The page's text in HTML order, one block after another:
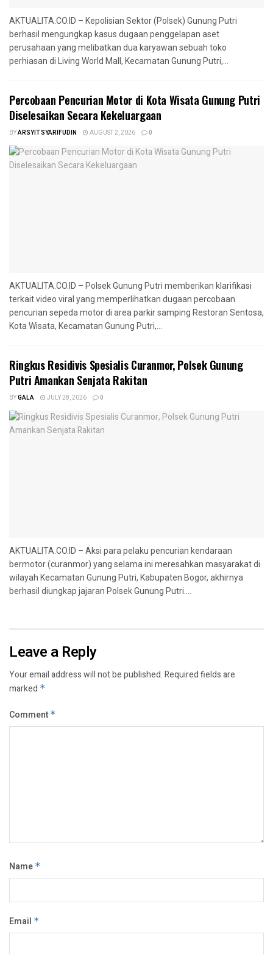
AKTUALITA.CO.ID – Kepolisian Sektor (Polsek) Gunung Putri
berhasil mengungkap kasus dugaan penggelapan aset
perusahaan yang melibatkan dua karyawan sebuah toko
perhiasan di Living World Mall, Kecamatan Gunung Putri,...
‎Percobaan Pencurian Motor di Kota Wisata Gunung Putri
Diselesaikan Secara Kekeluargaan
BYARSYIT SYARIFUDIN AUGUST 2, 2026 0
AKTUALITA.CO.ID – Polsek Gunung Putri memberikan klarifikasi
terkait video viral yang memperlihatkan dugaan percobaan
pencurian sepeda motor di area parkir samping Restoran Sentosa,
Kota Wisata, Kecamatan Gunung Putri,...
Ringkus Residivis Spesialis Curanmor, Polsek Gunung
Putri Amankan Senjata Rakitan
BYGALA JULY 28, 2026 0
AKTUALITA.CO.ID – Aksi para pelaku pencurian kendaraan
bermotor (curanmor) yang selama ini meresahkan masyarakat di
wilayah Kecamatan Gunung Putri, Kabupaten Bogor, akhirnya
berhasil diungkap jajaran Polsek Gunung Putri....
Leave a Reply
Your email address will not be published.Required fields are
marked *
Comment *
Name *
Email *